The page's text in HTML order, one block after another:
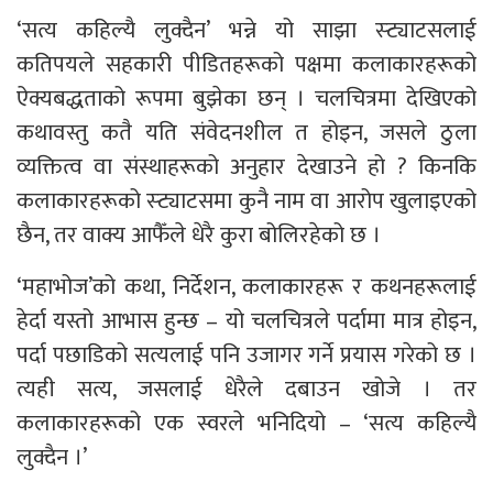
‘सत्य कहिल्यै लुक्दैन’ भन्ने यो साझा स्ट्याटसलाई
कतिपयले सहकारी पीडितहरूको पक्षमा कलाकारहरूको
ऐक्यबद्धताको रूपमा बुझेका छन् । चलचित्रमा देखिएको
कथावस्तु कतै यति संवेदनशील त होइन, जसले ठुला
व्यक्तित्व वा संस्थाहरूको अनुहार देखाउने हो ? किनकि
कलाकारहरूको स्ट्याटसमा कुनै नाम वा आरोप खुलाइएको
छैन, तर वाक्य आफैँले धेरै कुरा बोलिरहेको छ ।
‘महाभोज’को कथा, निर्देशन, कलाकारहरू र कथनहरूलाई
हेर्दा यस्तो आभास हुन्छ – यो चलचित्रले पर्दामा मात्र होइन,
पर्दा पछाडिको सत्यलाई पनि उजागर गर्ने प्रयास गरेको छ ।
त्यही सत्य, जसलाई धेरैले दबाउन खोजे । तर
कलाकारहरूको एक स्वरले भनिदियो – ‘सत्य कहिल्यै
लुक्दैन ।’